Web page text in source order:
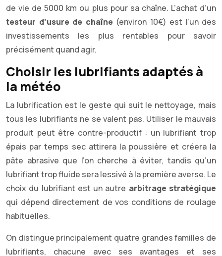
de vie de 5000 km ou plus pour sa chaîne. L’achat d’un
testeur d’usure de chaîne (environ 10€) est l’un des
investissements les plus rentables pour savoir
précisément quand agir.
Choisir les lubrifiants adaptés à
la météo
La lubrification est le geste qui suit le nettoyage, mais
tous les lubrifiants ne se valent pas. Utiliser le mauvais
produit peut être contre-productif : un lubrifiant trop
épais par temps sec attirera la poussière et créera la
pâte abrasive que l’on cherche à éviter, tandis qu’un
lubrifiant trop fluide sera lessivé à la première averse. Le
choix du lubrifiant est un autre arbitrage stratégique
qui dépend directement de vos conditions de roulage
habituelles.
On distingue principalement quatre grandes familles de
lubrifiants, chacune avec ses avantages et ses